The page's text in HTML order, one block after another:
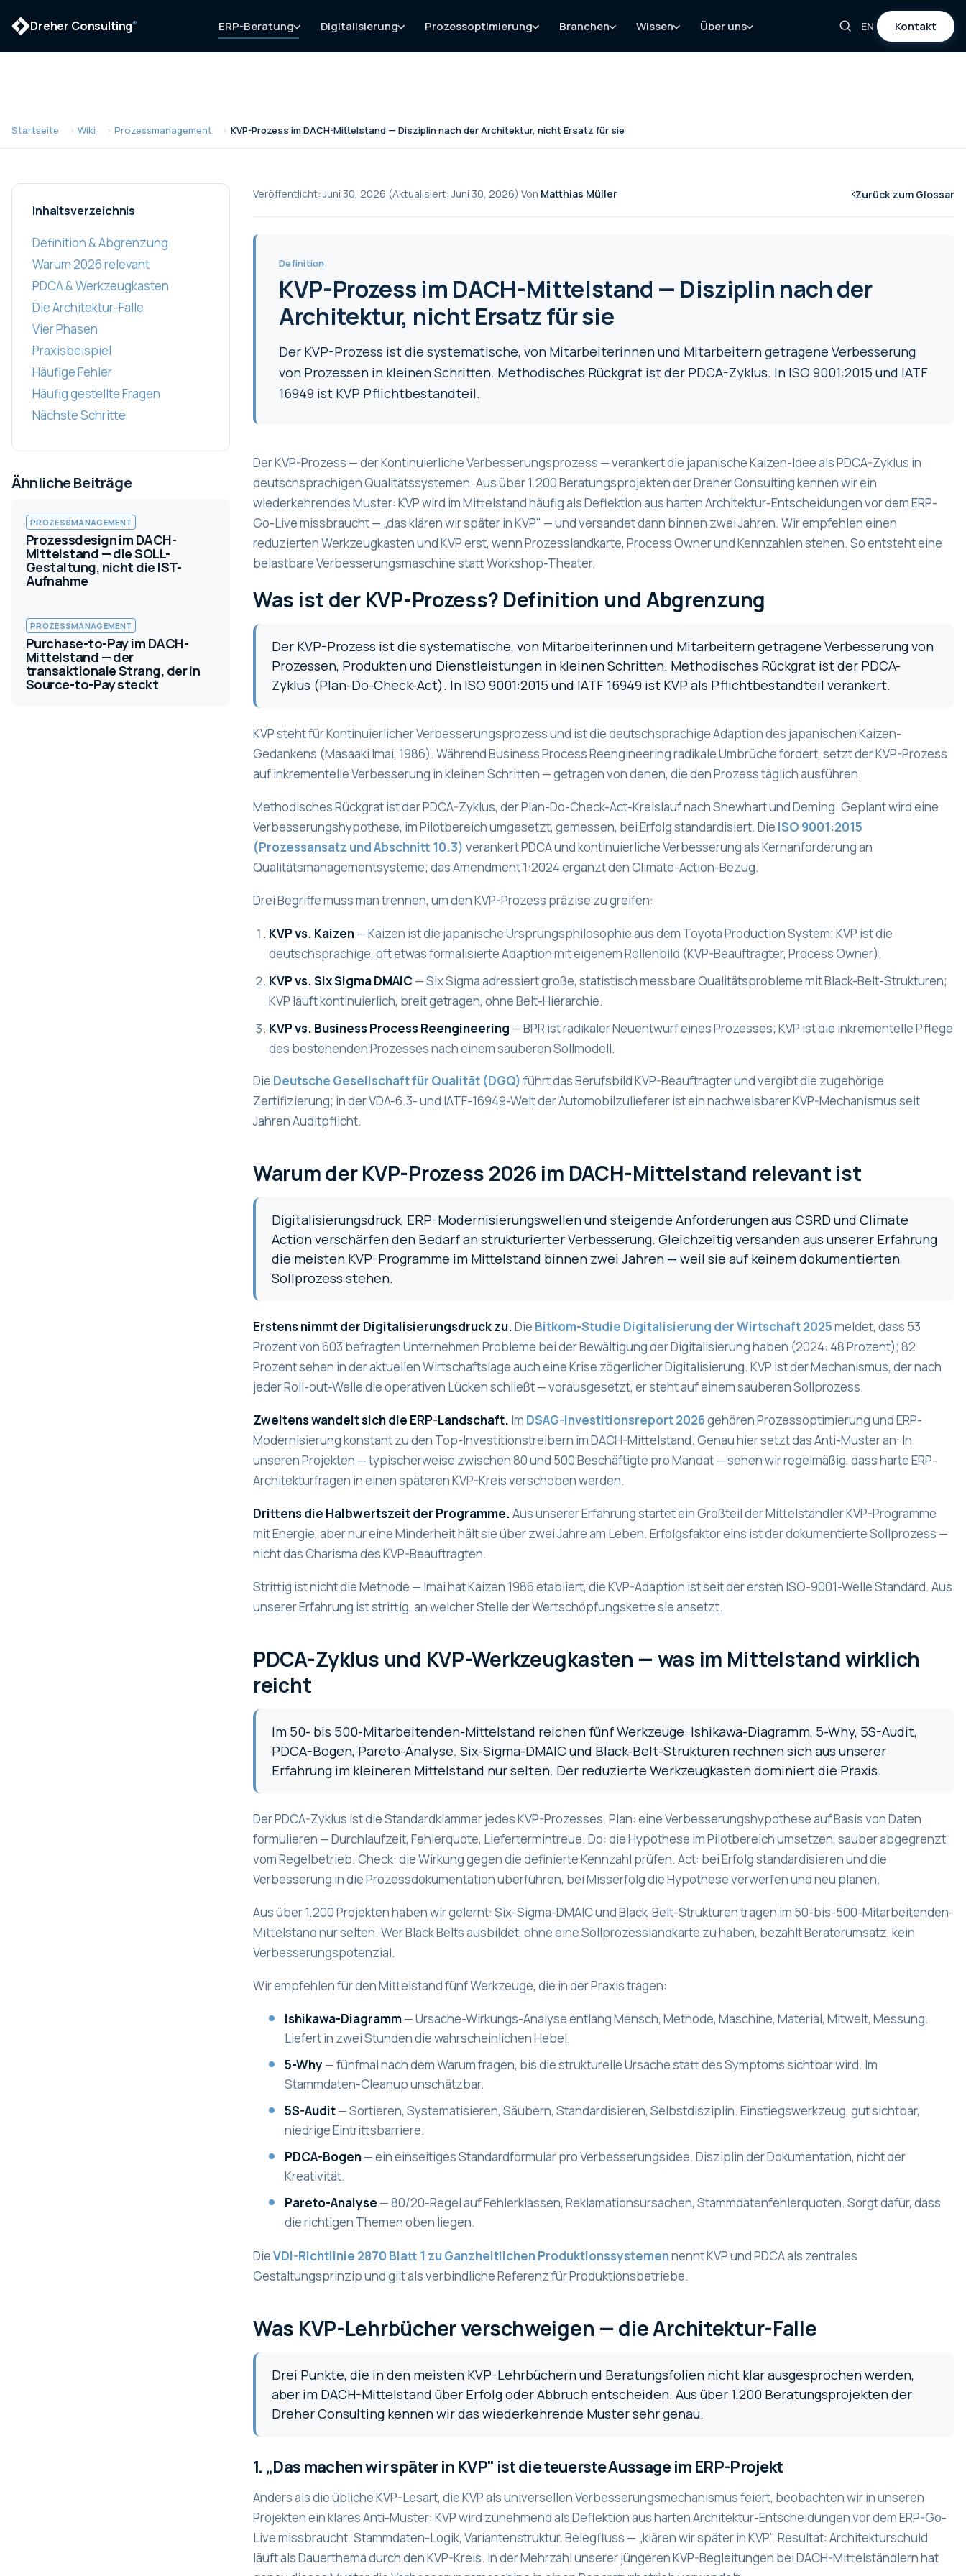
Dreher Consulting® ERP-Beratung Digitalisierung Prozessoptimierung Branchen Wissen Über uns EN Kontakt
Startseite Wiki Prozessmanagement KVP-Prozess im DACH-Mittelstand — Disziplin nach der Architektur, nicht Ersatz für sie
Inhaltsverzeichnis
Definition & Abgrenzung
Warum 2026 relevant
PDCA & Werkzeugkasten
Die Architektur-Falle
Vier Phasen
Praxisbeispiel
Häufige Fehler
Häufig gestellte Fragen
Nächste Schritte
Ähnliche Beiträge
PROZESSMANAGEMENT
Prozessdesign im DACH-
Mittelstand — die SOLL-
Gestaltung, nicht die IST-
Aufnahme
PROZESSMANAGEMENT
Purchase-to-Pay im DACH-
Mittelstand — der
transaktionale Strang, der in
Source-to-Pay steckt
Veröffentlicht: Juni 30, 2026 (Aktualisiert: Juni 30, 2026) Von Matthias Müller Zurück zum Glossar
Definition
KVP-Prozess im DACH-Mittelstand — Disziplin nach der
Architektur, nicht Ersatz für sie
Der KVP-Prozess ist die systematische, von Mitarbeiterinnen und Mitarbeitern getragene Verbesserung
von Prozessen in kleinen Schritten. Methodisches Rückgrat ist der PDCA-Zyklus. In ISO 9001:2015 und IATF
16949 ist KVP Pflichtbestandteil.
Der KVP-Prozess — der Kontinuierliche Verbesserungsprozess — verankert die japanische Kaizen-Idee als PDCA-Zyklus in
deutschsprachigen Qualitätssystemen. Aus über 1.200 Beratungsprojekten der Dreher Consulting kennen wir ein
wiederkehrendes Muster: KVP wird im Mittelstand häufig als Deflektion aus harten Architektur-Entscheidungen vor dem ERP-
Go-Live missbraucht — „das klären wir später in KVP" — und versandet dann binnen zwei Jahren. Wir empfehlen einen
reduzierten Werkzeugkasten und KVP erst, wenn Prozesslandkarte, Process Owner und Kennzahlen stehen. So entsteht eine
belastbare Verbesserungsmaschine statt Workshop-Theater.
Was ist der KVP-Prozess? Definition und Abgrenzung
Der KVP-Prozess ist die systematische, von Mitarbeiterinnen und Mitarbeitern getragene Verbesserung von
Prozessen, Produkten und Dienstleistungen in kleinen Schritten. Methodisches Rückgrat ist der PDCA-
Zyklus (Plan-Do-Check-Act). In ISO 9001:2015 und IATF 16949 ist KVP als Pflichtbestandteil verankert.
KVP steht für Kontinuierlicher Verbesserungsprozess und ist die deutschsprachige Adaption des japanischen Kaizen-
Gedankens (Masaaki Imai, 1986). Während Business Process Reengineering radikale Umbrüche fordert, setzt der KVP-Prozess
auf inkrementelle Verbesserung in kleinen Schritten — getragen von denen, die den Prozess täglich ausführen.
Methodisches Rückgrat ist der PDCA-Zyklus, der Plan-Do-Check-Act-Kreislauf nach Shewhart und Deming. Geplant wird eine
Verbesserungshypothese, im Pilotbereich umgesetzt, gemessen, bei Erfolg standardisiert. Die ISO 9001:2015
(Prozessansatz und Abschnitt 10.3) verankert PDCA und kontinuierliche Verbesserung als Kernanforderung an
Qualitätsmanagementsysteme; das Amendment 1:2024 ergänzt den Climate-Action-Bezug.
Drei Begriffe muss man trennen, um den KVP-Prozess präzise zu greifen:
KVP vs. Kaizen— Kaizen ist die japanische Ursprungsphilosophie aus dem Toyota Production System; KVP ist die
deutschsprachige, oft etwas formalisierte Adaption mit eigenem Rollenbild (KVP-Beauftragter, Process Owner).
KVP vs. Six Sigma DMAIC— Six Sigma adressiert große, statistisch messbare Qualitätsprobleme mit Black-Belt-Strukturen;
KVP läuft kontinuierlich, breit getragen, ohne Belt-Hierarchie.
KVP vs. Business Process Reengineering — BPR ist radikaler Neuentwurf eines Prozesses; KVP ist die inkrementelle Pflege
des bestehenden Prozesses nach einem sauberen Sollmodell.
Die Deutsche Gesellschaft für Qualität (DGQ) führt das Berufsbild KVP-Beauftragter und vergibt die zugehörige
Zertifizierung; in der VDA-6.3- und IATF-16949-Welt der Automobilzulieferer ist ein nachweisbarer KVP-Mechanismus seit
Jahren Auditpflicht.
Warum der KVP-Prozess 2026 im DACH-Mittelstand relevant ist
Digitalisierungsdruck, ERP-Modernisierungswellen und steigende Anforderungen aus CSRD und Climate
Action verschärfen den Bedarf an strukturierter Verbesserung. Gleichzeitig versanden aus unserer Erfahrung
die meisten KVP-Programme im Mittelstand binnen zwei Jahren — weil sie auf keinem dokumentierten
Sollprozess stehen.
Erstens nimmt der Digitalisierungsdruck zu.Die Bitkom-Studie Digitalisierung der Wirtschaft 2025meldet, dass 53
Prozent von 603 befragten Unternehmen Probleme bei der Bewältigung der Digitalisierung haben (2024: 48 Prozent); 82
Prozent sehen in der aktuellen Wirtschaftslage auch eine Krise zögerlicher Digitalisierung. KVP ist der Mechanismus, der nach
jeder Roll-out-Welle die operativen Lücken schließt — vorausgesetzt, er steht auf einem sauberen Sollprozess.
Zweitens wandelt sich die ERP-Landschaft. Im DSAG-Investitionsreport 2026gehören Prozessoptimierung und ERP-
Modernisierung konstant zu den Top-Investitionstreibern im DACH-Mittelstand. Genau hier setzt das Anti-Muster an: In
unseren Projekten — typischerweise zwischen 80 und 500 Beschäftigte pro Mandat — sehen wir regelmäßig, dass harte ERP-
Architekturfragen in einen späteren KVP-Kreis verschoben werden.
Drittens die Halbwertszeit der Programme.Aus unserer Erfahrung startet ein Großteil der Mittelständler KVP-Programme
mit Energie, aber nur eine Minderheit hält sie über zwei Jahre am Leben. Erfolgsfaktor eins ist der dokumentierte Sollprozess —
nicht das Charisma des KVP-Beauftragten.
Strittig ist nicht die Methode — Imai hat Kaizen 1986 etabliert, die KVP-Adaption ist seit der ersten ISO-9001-Welle Standard. Aus
unserer Erfahrung ist strittig, an welcher Stelle der Wertschöpfungskette sie ansetzt.
PDCA-Zyklus und KVP-Werkzeugkasten — was im Mittelstand wirklich
reicht
Im 50- bis 500-Mitarbeitenden-Mittelstand reichen fünf Werkzeuge: Ishikawa-Diagramm, 5-Why, 5S-Audit,
PDCA-Bogen, Pareto-Analyse. Six-Sigma-DMAIC und Black-Belt-Strukturen rechnen sich aus unserer
Erfahrung im kleineren Mittelstand nur selten. Der reduzierte Werkzeugkasten dominiert die Praxis.
Der PDCA-Zyklus ist die Standardklammer jedes KVP-Prozesses. Plan: eine Verbesserungshypothese auf Basis von Daten
formulieren — Durchlaufzeit, Fehlerquote, Liefertermintreue. Do: die Hypothese im Pilotbereich umsetzen, sauber abgegrenzt
vom Regelbetrieb. Check: die Wirkung gegen die definierte Kennzahl prüfen. Act: bei Erfolg standardisieren und die
Verbesserung in die Prozessdokumentation überführen, bei Misserfolg die Hypothese verwerfen und neu planen.
Aus über 1.200 Projekten haben wir gelernt: Six-Sigma-DMAIC und Black-Belt-Strukturen tragen im 50-bis-500-Mitarbeitenden-
Mittelstand nur selten. Wer Black Belts ausbildet, ohne eine Sollprozesslandkarte zu haben, bezahlt Beraterumsatz, kein
Verbesserungspotenzial.
Wir empfehlen für den Mittelstand fünf Werkzeuge, die in der Praxis tragen:
Ishikawa-Diagramm— Ursache-Wirkungs-Analyse entlang Mensch, Methode, Maschine, Material, Mitwelt, Messung.
Liefert in zwei Stunden die wahrscheinlichen Hebel.
5-Why — fünfmal nach dem Warum fragen, bis die strukturelle Ursache statt des Symptoms sichtbar wird. Im
Stammdaten-Cleanup unschätzbar.
5S-Audit— Sortieren, Systematisieren, Säubern, Standardisieren, Selbstdisziplin. Einstiegswerkzeug, gut sichtbar,
niedrige Eintrittsbarriere.
PDCA-Bogen— ein einseitiges Standardformular pro Verbesserungsidee. Disziplin der Dokumentation, nicht der
Kreativität.
Pareto-Analyse — 80/20-Regel auf Fehlerklassen, Reklamationsursachen, Stammdatenfehlerquoten. Sorgt dafür, dass
die richtigen Themen oben liegen.
DieVDI-Richtlinie 2870 Blatt 1 zu Ganzheitlichen Produktionssystemennennt KVP und PDCA als zentrales
Gestaltungsprinzip und gilt als verbindliche Referenz für Produktionsbetriebe.
Was KVP-Lehrbücher verschweigen — die Architektur-Falle
Drei Punkte, die in den meisten KVP-Lehrbüchern und Beratungsfolien nicht klar ausgesprochen werden,
aber im DACH-Mittelstand über Erfolg oder Abbruch entscheiden. Aus über 1.200 Beratungsprojekten der
Dreher Consulting kennen wir das wiederkehrende Muster sehr genau.
1. „Das machen wir später in KVP" ist die teuerste Aussage im ERP-Projekt
Anders als die übliche KVP-Lesart, die KVP als universellen Verbesserungsmechanismus feiert, beobachten wir in unseren
Projekten ein klares Anti-Muster: KVP wird zunehmend als Deflektion aus harten Architektur-Entscheidungen vor dem ERP-Go-
Live missbraucht. Stammdaten-Logik, Variantenstruktur, Belegfluss — „klären wir später in KVP". Resultat: Architekturschuld
läuft als Dauerthema durch den KVP-Kreis. In der Mehrzahl unserer jüngeren KVP-Begleitungen bei DACH-Mittelständlern hat